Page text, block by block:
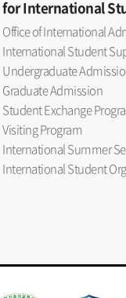
for International
Office of International
International Student
Undergraduate
Graduate Admission
Student Exchange
Visiting Program
International Summer
International Student